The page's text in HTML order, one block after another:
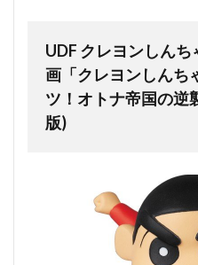
UDF クレヨンしん
画「クレヨンしんち
ツ！オトナ帝国の逆
版)